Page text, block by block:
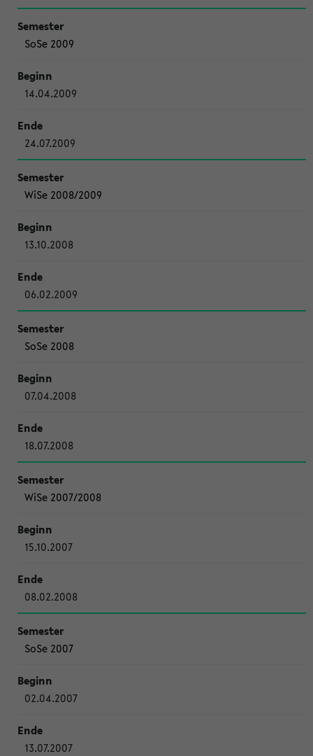
SoSe 2009
14.04.2009
24.07.2009
WiSe 2008/2009
13.10.2008
06.02.2009
SoSe 2008
07.04.2008
18.07.2008
WiSe 2007/2008
15.10.2007
08.02.2008
SoSe 2007
02.04.2007
13.07.2007